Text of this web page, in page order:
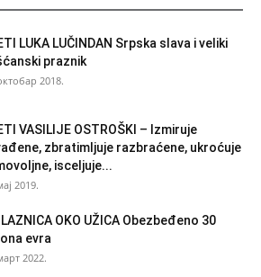
LUKA LUČINDAN Srpska slava i veliki
praznik
2018.
VASILIJE OSTROŠKI – Izmiruje
zbratimljuje razbraćene, ukroćuje
isceljuje...
2019.
OKO UŽICA Obezbeđeno 30
evra
2022.